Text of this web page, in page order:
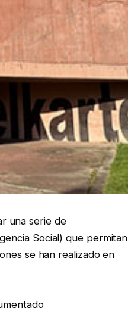
una serie de
Social) que permitan
se han realizado en